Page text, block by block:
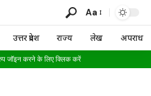
Aa
उत्तर प्रदेश राज्य लेख अपराध
जॉइन करने के लिए क्लिक करें